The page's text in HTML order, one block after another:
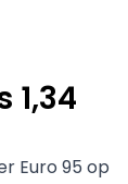
1,34
Euro 95 op